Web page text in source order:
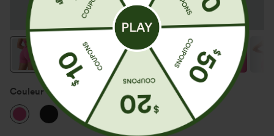
Couleur Fuchsia Purple